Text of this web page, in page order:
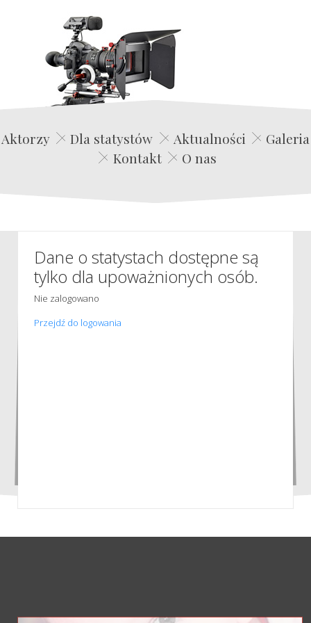
Edwin Film Agencja Aktorska
Aktorzy Dla statystów Aktualności
Galeria
Kontakt
O nas
Dane o statystach dostępne są
tylko dla upoważnionych osób.
Nie zalogowano
Przejdź do logowania